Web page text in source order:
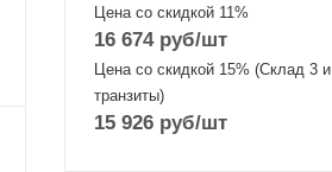
Цена со скидкой 11%
16 674руб/шт
Цена со скидкой 15% (Склад 3 и
транзиты)
15 926 руб/шт